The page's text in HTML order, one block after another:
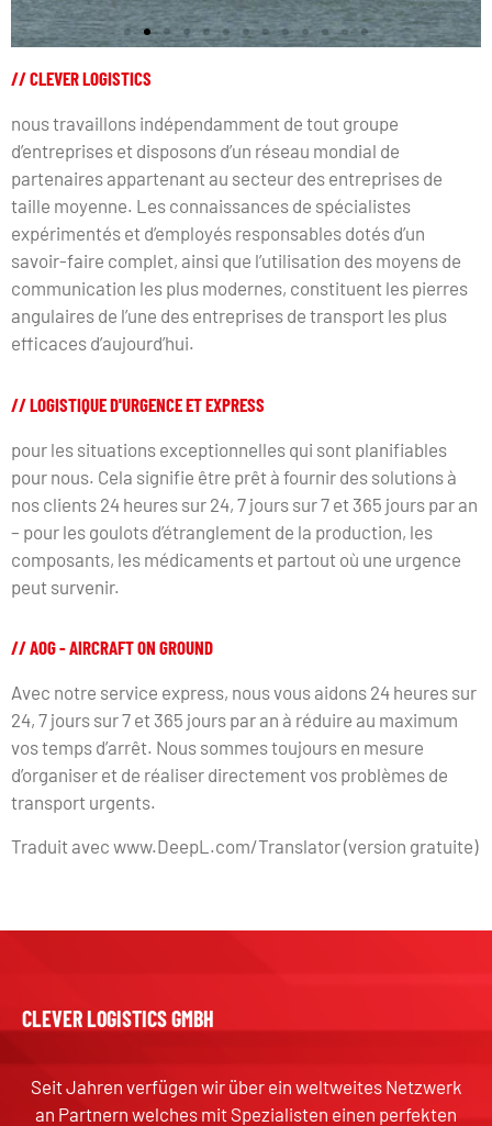
// CLEVER LOGISTICS
nous travaillons indépendamment de tout groupe
d’entreprises et disposons d’un réseau mondial de
partenaires appartenant au secteur des entreprises de
taille moyenne. Les connaissances de spécialistes
expérimentés et d’employés responsables dotés d’un
savoir-faire complet, ainsi que l’utilisation des moyens de
communication les plus modernes, constituent les pierres
angulaires de l’une des entreprises de transport les plus
efficaces d’aujourd’hui.
// LOGISTIQUE D'URGENCE ET EXPRESS
pour les situations exceptionnelles qui sont planifiables
pour nous. Cela signifie être prêt à fournir des solutions à
nos clients 24 heures sur 24, 7 jours sur 7 et 365 jours par an
– pour les goulots d’étranglement de la production, les
composants, les médicaments et partout où une urgence
peut survenir.
// AOG - AIRCRAFT ON GROUND
Avec notre service express, nous vous aidons 24 heures sur
24, 7 jours sur 7 et 365 jours par an à réduire au maximum
vos temps d’arrêt. Nous sommes toujours en mesure
d’organiser et de réaliser directement vos problèmes de
transport urgents.
Traduit avec www.DeepL.com/Translator (version gratuite)
CLEVER LOGISTICS GMBH
Seit Jahren verfügen wir über ein weltweites Netzwerk
an Partnern welches mit Spezialisten einen perfekten